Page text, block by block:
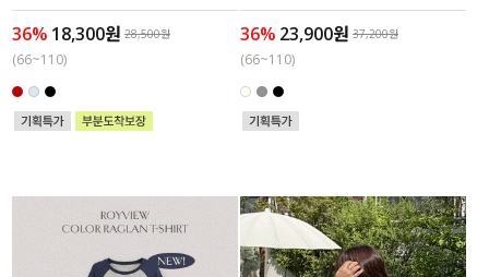
36% 18,300원 28,500원
(66~110)
36% 23,900원 37,200원
(66~110)